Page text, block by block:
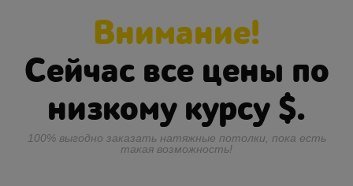
Внимание!
Сейчас все цены по
низкому курсу $.
100% выгодно заказать натяжные потолки, пока есть
такая возможность!